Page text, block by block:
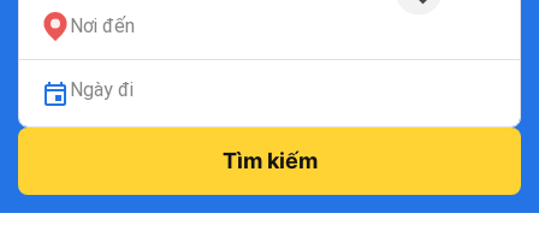
Nơi đến
Ngày đi
Tìm kiếm